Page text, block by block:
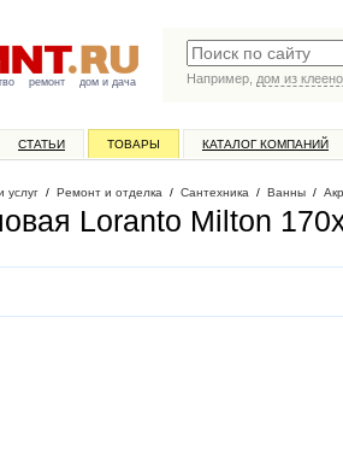
ремонт дом и дача
Например, дом из
СТАТЬИ ТОВАРЫ КАТАЛОГ КОМПАНИЙ
услуг / Ремонт и отделка / Сантехника / Ванны /
Loranto Milton